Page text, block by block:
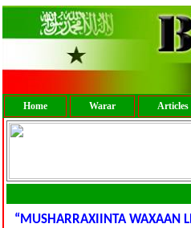
Home Warar Articles
“MUSHARRAXIINTA WAXAAN